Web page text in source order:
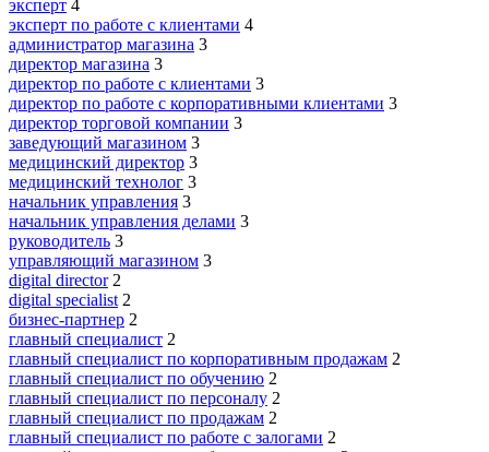
эксперт 4
эксперт по работе с клиентами 4
администратор магазина 3
директор магазина 3
директор по работе с клиентами 3
директор по работе с корпоративными клиентами 3
директор торговой компании 3
заведующий магазином 3
медицинский директор 3
медицинский технолог 3
начальник управления 3
начальник управления делами 3
руководитель 3
управляющий магазином 3
digital director 2
digital specialist 2
бизнес-партнер 2
главный специалист 2
главный специалист по корпоративным продажам 2
главный специалист по обучению 2
главный специалист по персоналу 2
главный специалист по продажам 2
главный специалист по работе с залогами 2